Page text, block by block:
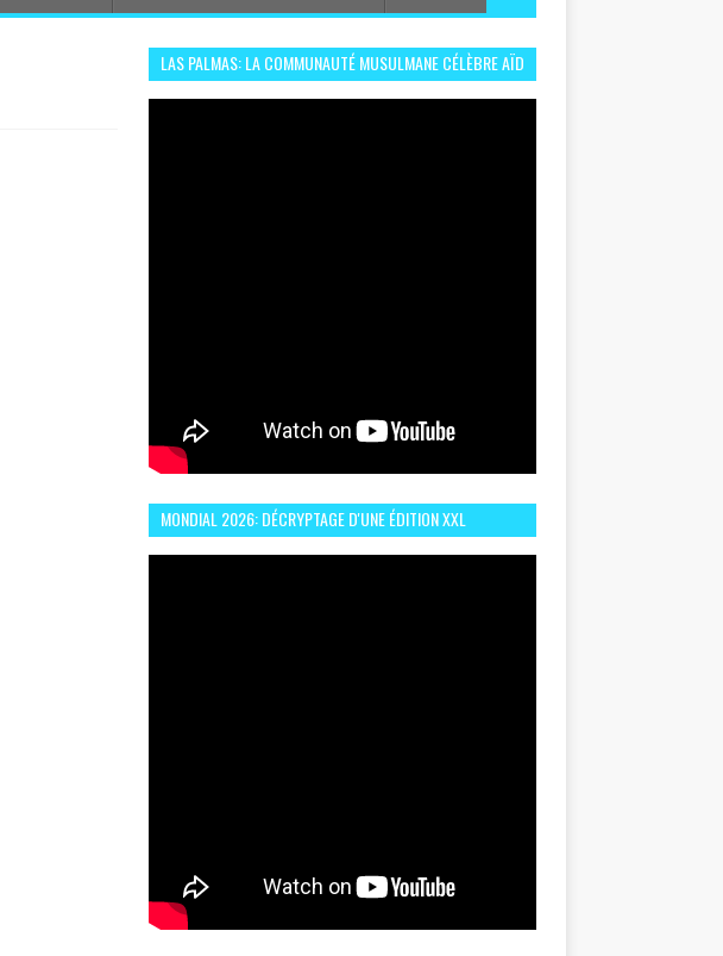
LAS PALMAS: LA COMMUNAUTÉ MUSULMANE CÉLÈBRE AÏD
MONDIAL 2026: DÉCRYPTAGE D'UNE ÉDITION XXL